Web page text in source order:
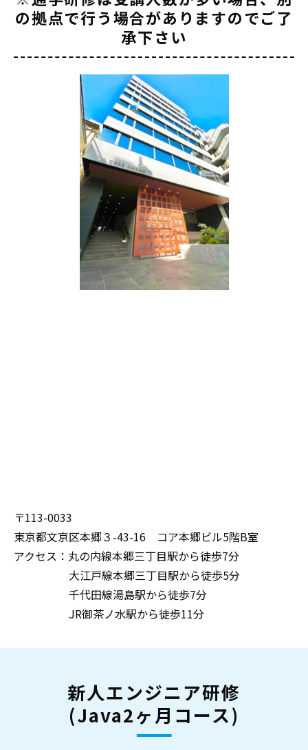
の拠点で行う場合がありますのでご了
承下さい
〒113-0033
東京都文京区本郷３-43-16 コア本郷ビル5階B室
アクセス：丸の内線本郷三丁目駅から徒歩7分
大江戸線本郷三丁目駅から徒歩5分
千代田線湯島駅から徒歩7分
JR御茶ノ水駅から徒歩11分
新人エンジニア研修
(Java2ヶ月コース)